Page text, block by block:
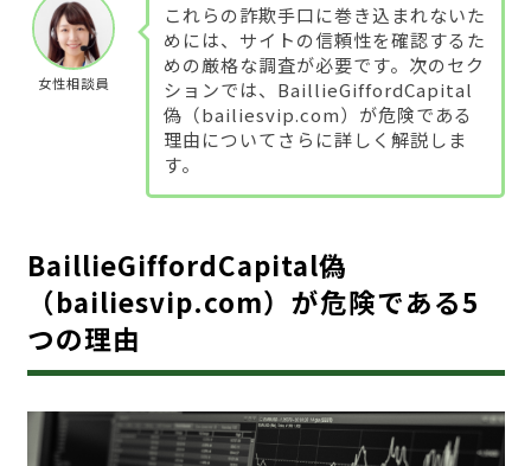
女性相談員
これらの詐欺手口に巻き込まれないた
めには、サイトの信頼性を確認するた
めの厳格な調査が必要です。次のセク
ションでは、BaillieGiffordCapital
偽（bailiesvip.com）が危険である
理由についてさらに詳しく解説しま
す。
BaillieGiffordCapital偽
（bailiesvip.com）が危険である5
つの理由